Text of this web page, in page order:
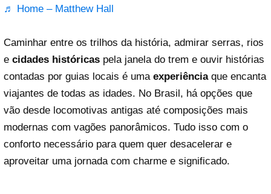
♬ Home – Matthew Hall
Caminhar entre os trilhos da história, admirar serras, rios
e cidades históricas pela janela do trem e ouvir histórias
contadas por guias locais é uma experiência que encanta
viajantes de todas as idades. No Brasil, há opções que
vão desde locomotivas antigas até composições mais
modernas com vagões panorâmicos. Tudo isso com o
conforto necessário para quem quer desacelerar e
aproveitar uma jornada com charme e significado.